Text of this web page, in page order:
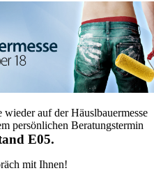
auf der Häuslbauermesse
persönlichen Beratungstermin
E05.
mit Ihnen!